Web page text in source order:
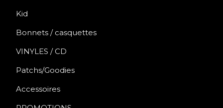
Kid
Bonnets / casquettes
VINYLES / CD
Patchs/Goodies
Accessoires